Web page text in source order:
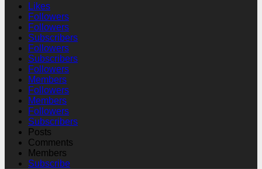
Likes
Followers
Followers
Subscribers
Followers
Subscribers
Followers
Members
Followers
Members
Followers
Subscribers
Posts
Comments
Members
Subscribe